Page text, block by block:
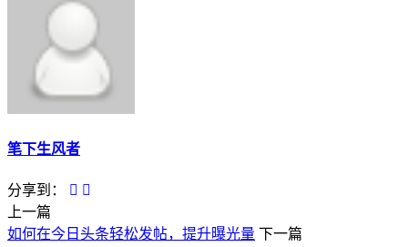
笔下生风者
分享到：
上一篇
如何在今日头条轻松发帖，提升曝光量 下一篇